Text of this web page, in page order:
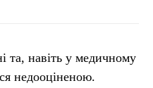
та, навіть у медичному
недооціненою.